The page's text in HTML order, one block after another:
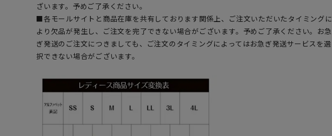
ざいます。予めご了承ください。
■各モールサイトと商品在庫を共有しております関係上、ご注文いただいたタイミングに
より欠品が発生し、ご注文を完了できない場合がございます。予めご了承ください。お急
ぎ発送のご注文につきましても、ご注文のタイミングによってはお急ぎ発送サービスを選
択できない場合がございます。